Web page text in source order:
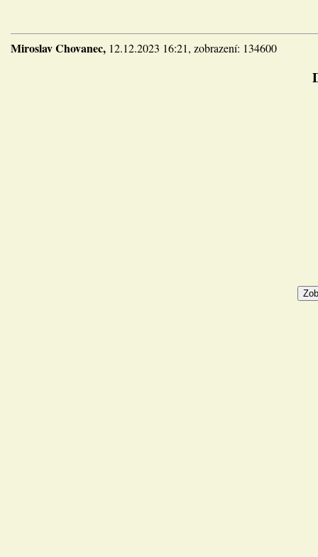
Miroslav Chovanec, 12.12.2023 16:21, zobrazení: 134600